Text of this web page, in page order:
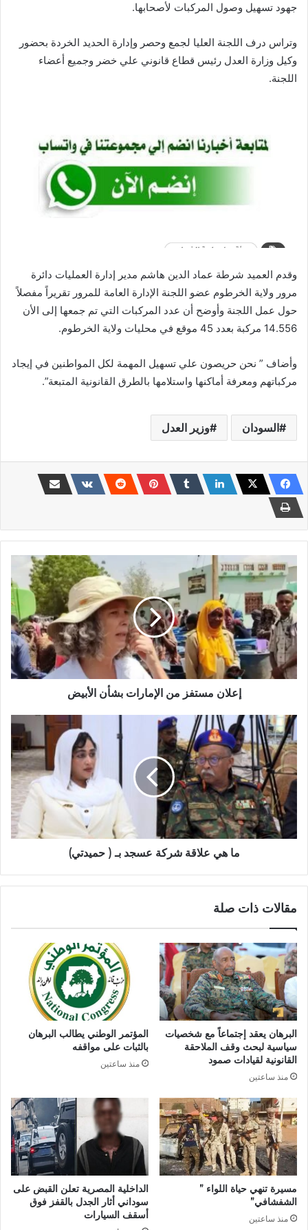
جهود تسهيل وصول المركبات لأصحابها.
وتراس درف اللجنة العليا لجمع وحصر وإدارة الحديد الخردة بحضور
وكيل وزارة العدل رئيس قطاع قانوني علي خضر وجميع أعضاء
اللجنة.
وقدم العميد شرطة عماد الدين هاشم مدير إدارة العمليات دائرة
مرور ولاية الخرطوم عضو اللجنة الإدارة العامة للمرور تقريراً مفصلاً
حول عمل اللجنة وأوضح أن عدد المركبات التي تم جمعها إلى الأن
14.556 مركبة بعدد 45 موقع في محليات ولاية الخرطوم.
وأضاف ” نحن حريصون علي تسهيل المهمة لكل المواطنين في إيجاد
مركباتهم ومعرفة أماكنها واستلامها بالطرق القانونية المتبعة”.
السودان وزير العدل
إعلان
مستفز
من
الإمارات
بشأن
الأبيض
إعلان مستفز من الإمارات بشأن الأبيض
ما
هي
علاقة
شركة
عسجد
حميدتي)
ما هي علاقة شركة عسجد بـ ( حميدتي)
مقالات ذات صلة
البرهان يعقد إجتماعاً مع شخصيات
سياسية لبحث وقف الملاحقة
القانونية لقيادات صمود
منذ ساعتين
المؤتمر الوطني يطالب البرهان
بالثبات على مواقفه
منذ ساعتين
مسيرة تنهي حياة اللواء ”
الشفشافي”
منذ ساعتين
الداخلية المصرية تعلن القبض على
سوداني أثار الجدل بالقفز فوق
أسقف السيارات